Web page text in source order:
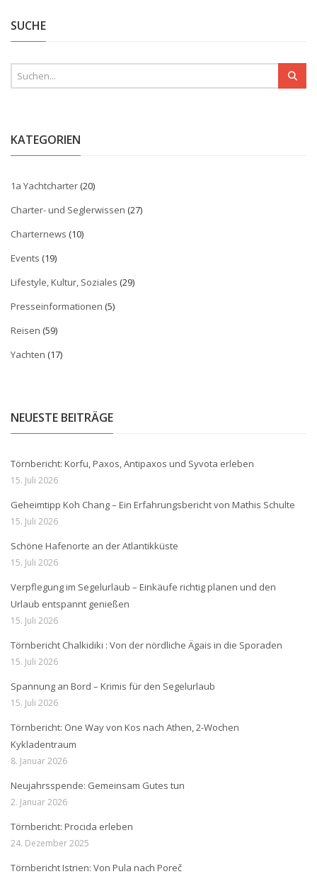
SUCHE
KATEGORIEN
1a Yachtcharter(20)
Charter- und Seglerwissen (27)
Charternews (10)
Events (19)
Lifestyle, Kultur, Soziales (29)
Presseinformationen (5)
Reisen (59)
Yachten (17)
NEUESTE BEITRÄGE
Törnbericht: Korfu, Paxos, Antipaxos und Syvota erleben
15. Juli 2026
Geheimtipp Koh Chang – Ein Erfahrungsbericht von Mathis Schulte
15. Juli 2026
Schöne Hafenorte an der Atlantikküste
15. Juli 2026
Verpflegung im Segelurlaub – Einkäufe richtig planen und den
Urlaub entspannt genießen
15. Juli 2026
Törnbericht Chalkidiki : Von der nördliche Ägais in die Sporaden
15. Juli 2026
Spannung an Bord – Krimis für den Segelurlaub
15. Juli 2026
Törnbericht: One Way von Kos nach Athen, 2-Wochen
Kykladentraum
8. Januar 2026
Neujahrsspende: Gemeinsam Gutes tun
2. Januar 2026
Törnbericht: Procida erleben
24. Dezember 2025
Törnbericht Istrien: Von Pula nach Poreč